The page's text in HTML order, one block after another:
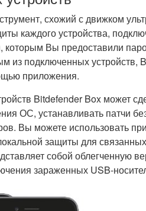
схожий с движком
каждого устройства,
которым Вы предоставили
из подключенных устройств,
приложения.
Bitdefender Box может
ОС, устанавливать патчи
Вы можете использовать
защиты для
собой облегченную
зараженных USB-